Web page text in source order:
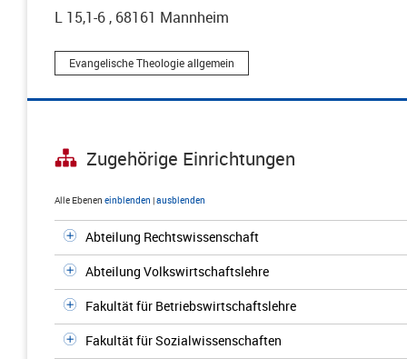
L 15,1-6 , 68161 Mannheim
Evangelische Theologie allgemein
Zugehörige Einrichtungen
Alle Ebenen einblenden |ausblenden
Abteilung Rechtswissenschaft
Abteilung Volkswirtschaftslehre
Fakultät für Betriebswirtschaftslehre
Fakultät für Sozialwissenschaften